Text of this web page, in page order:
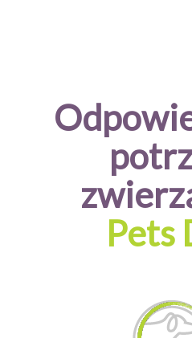
Pets